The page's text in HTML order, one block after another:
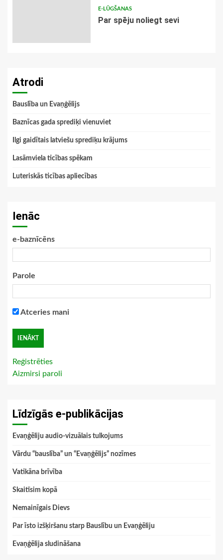
E-LŪGŠANAS
Par spēju noliegt sevi
Atrodi
Bauslība un Evaņģēlijs
Baznīcas gada sprediķi vienuviet
Ilgi gaidītais latviešu sprediķu krājums
Lasāmviela ticības spēkam
Luteriskās ticības apliecības
Ienāc
e-baznīcēns
Parole
Atceries mani
Reģistrēties
Aizmirsi paroli
Līdzīgās e-publikācijas
Evaņģēliju audio-vizuālais tulkojums
Vārdu “bauslība” un “Evaņģēlijs” nozīmes
Vatikāna brīvība
Skaitīsim kopā
Nemainīgais Dievs
Par īsto izšķiršanu starp Bauslību un Evaņģēliju
Evaņģēlija sludināšana